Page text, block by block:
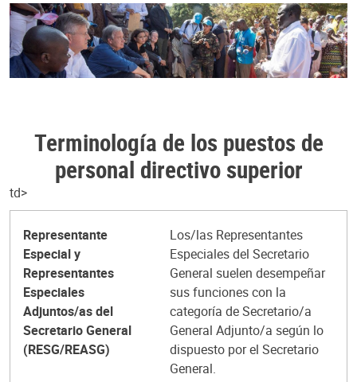
Terminología de los puestos de
personal directivo superior
td>
Representante
Especial y
Representantes
Especiales
Adjuntos/as del
Secretario General
(RESG/REASG)
Los/las Representantes
Especiales del Secretario
General suelen desempeñar
sus funciones con la
categoría de Secretario/a
General Adjunto/a según lo
dispuesto por el Secretario
General.